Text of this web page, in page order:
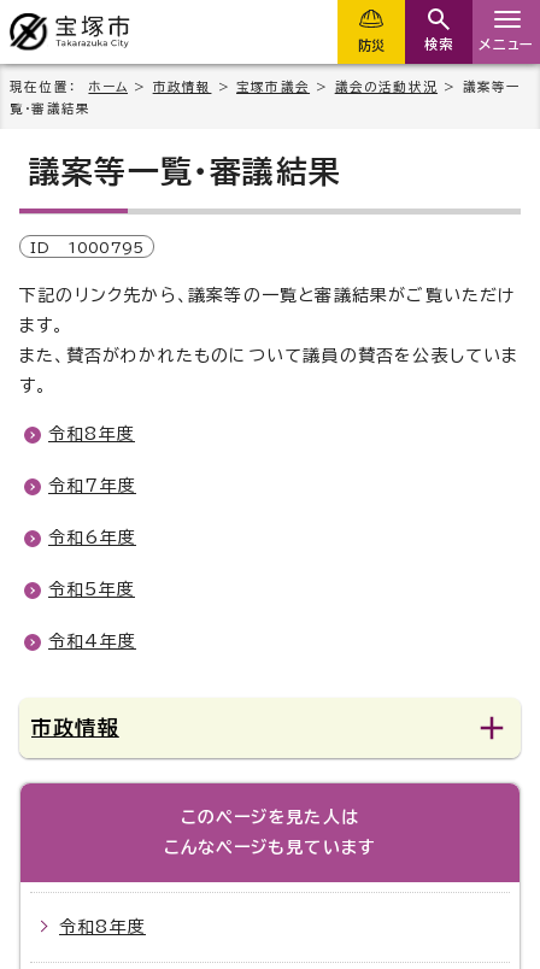
防災 検索 メニュー
現在位置： ホーム > 市政情報 >宝塚市議会 > 議会の活動状況
> 議案等一
覧・審議結果
議案等一覧・審議結果
ID 1000795
下記のリンク先から、議案等の一覧と審議結果がご覧いただけ
ます。
また、賛否がわかれたものについて議員の賛否を公表していま
す。
令和8年度
令和7年度
令和6年度
令和5年度
令和4年度
市政情報
このページを見た人は
こんなページも見ています
令和8年度